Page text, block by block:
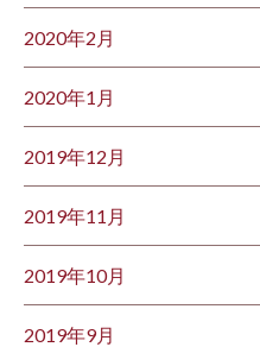
2020年2月
2020年1月
2019年12月
2019年11月
2019年10月
2019年9月